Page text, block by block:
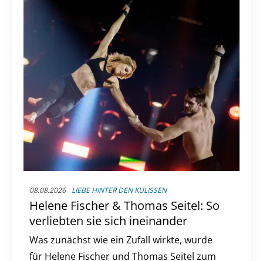
08.08.2026 LIEBE HINTER DEN KULISSEN
Helene Fischer & Thomas Seitel: So
verliebten sie sich ineinander
Was zunächst wie ein Zufall wirkte, wurde
für Helene Fischer und Thomas Seitel zum